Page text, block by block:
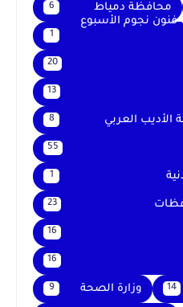
محافظة دمياط 6
فنون نجوم الأسبوع
1
20
13
الأديب العربي 8
55
1
23
16
16
14 وزارة الصحة 9